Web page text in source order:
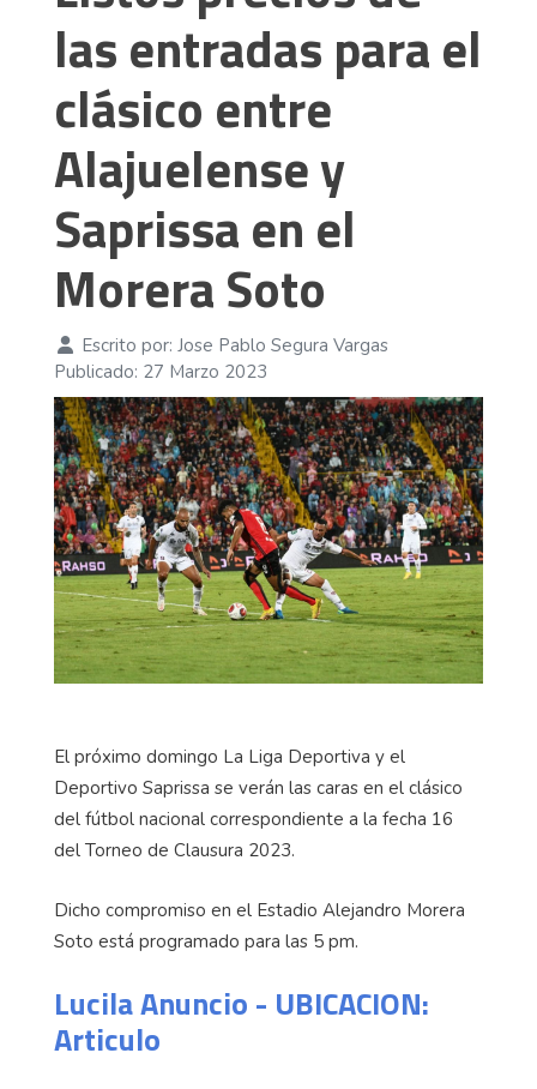
las entradas para el
clásico entre
Alajuelense y
Saprissa en el
Morera Soto
Escrito por: Jose Pablo Segura Vargas
Publicado: 27 Marzo 2023
El próximo domingo La Liga Deportiva y el
Deportivo Saprissa se verán las caras en el clásico
del fútbol nacional correspondiente a la fecha 16
del Torneo de Clausura 2023.
Dicho compromiso en el Estadio Alejandro Morera
Soto está programado para las 5 pm.
Lucila Anuncio - UBICACION:
Articulo